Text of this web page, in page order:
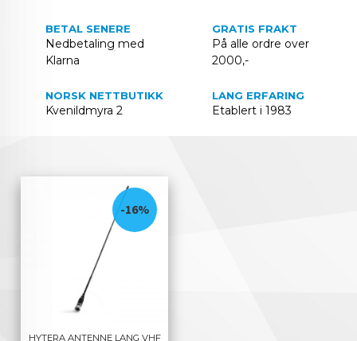
BETAL SENERE
Nedbetaling med
Klarna
GRATIS FRAKT
På alle ordre over
2000,-
NORSK NETTBUTIKK
Kvenildmyra 2
LANG ERFARING
Etablert i 1983
HYTERA ANTENNE LANG VHF
-16%